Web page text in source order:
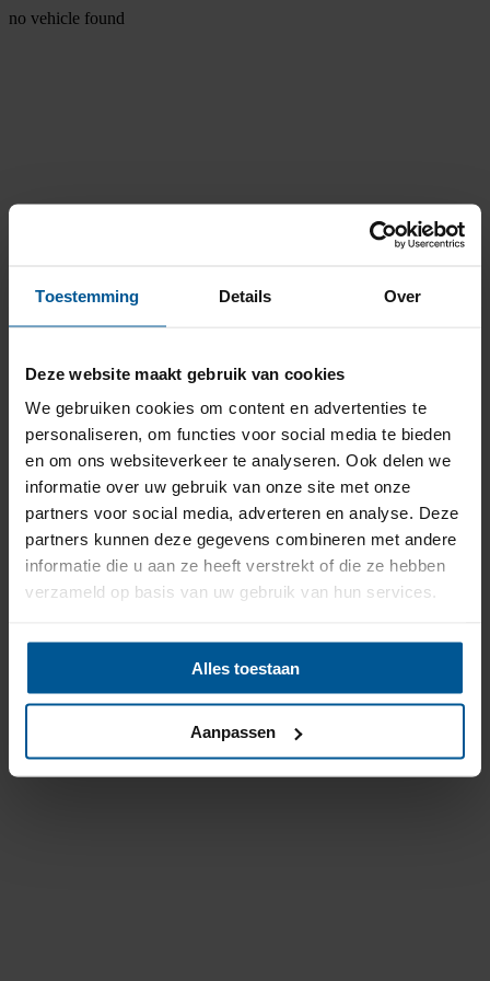
Toestemming Details Over
Deze website maakt gebruik van cookies
We gebruiken cookies om content en advertenties te
personaliseren, om functies voor social media te bieden
en om ons websiteverkeer te analyseren. Ook delen we
informatie over uw gebruik van onze site met onze
partners voor social media, adverteren en analyse. Deze
partners kunnen deze gegevens combineren met andere
informatie die u aan ze heeft verstrekt of die ze hebben
verzameld op basis van uw gebruik van hun services.
Alles toestaan
Aanpassen
no vehicle found